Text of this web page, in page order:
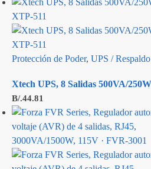
Protección de Poder, UPS /
Xtech UPS, 8 Salidas 500VA/
B/.44.81